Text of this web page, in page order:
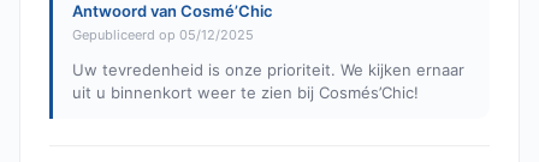
Antwoord van Cosmé’Chic
Gepubliceerd op 05/12/2025
Uw tevredenheid is onze prioriteit. We kijken ernaar
uit u binnenkort weer te zien bij Cosmés’Chic!